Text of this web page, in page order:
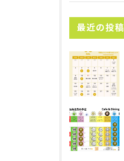
最近の投稿